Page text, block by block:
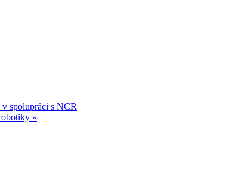
spolupráci s NCR
»